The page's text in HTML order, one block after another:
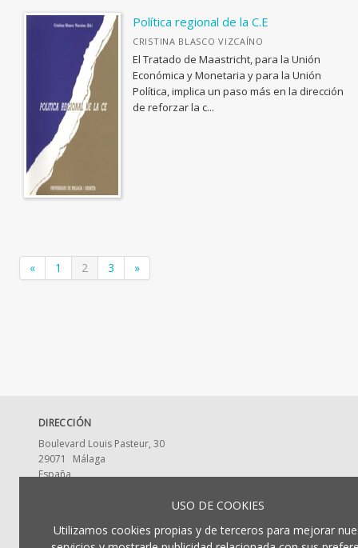
Política regional de la C.E
CRISTINA BLASCO VIZCAÍNO
El Tratado de Maastricht, para la Unión
Económica y Monetaria y para la Unión
Política, implica un paso más en la dirección
de reforzar la c...
« 1 2 3 »
DIRECCIÓN
Boulevard Louis Pasteur, 30
29071
Málaga
España
CONTACTA CON NOSOTROS
952 13 2917
USO DE COOKIES
Utilizamos cookies propias y de terceros para mejorar